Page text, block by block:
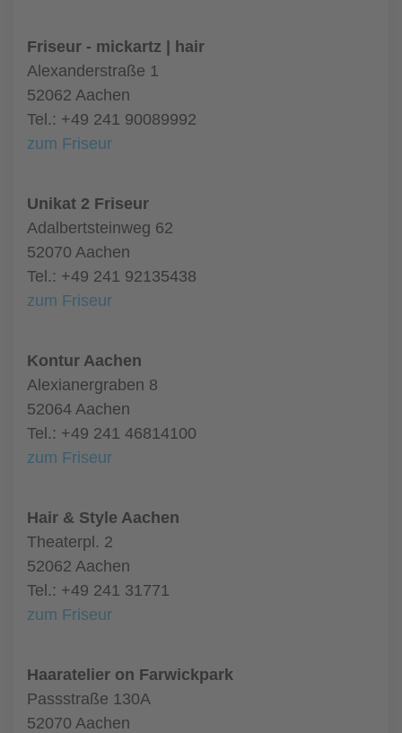
Friseur - mickartz | hair
Alexanderstraße 1
52062 Aachen
Tel.: +49 241 90089992
zum Friseur
Unikat 2 Friseur
Adalbertsteinweg 62
52070 Aachen
Tel.: +49 241 92135438
zum Friseur
Kontur Aachen
Alexianergraben 8
52064 Aachen
Tel.: +49 241 46814100
zum Friseur
Hair & Style Aachen
Theaterpl. 2
52062 Aachen
Tel.: +49 241 31771
zum Friseur
Haaratelier on Farwickpark
Passstraße 130A
52070 Aachen